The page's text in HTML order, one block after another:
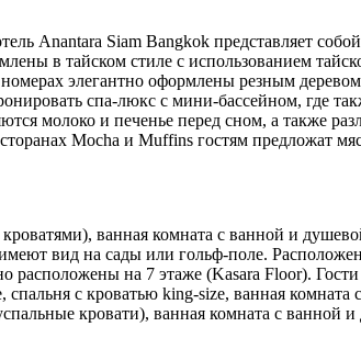
Anantara Siam Bangkok представляет
в тайском стиле с использованием
элегантно оформлены резным
спа-люкс с мини-бассейном, где
молоко и печенье перед сном, а также
Mocha и Muffins гостям предложат
ванная комната с ванной и
вид на сады или гольф-поле.
расположены на 7 этаже (Kasara Floor).
с кроватью king-size, ванная
кровати), ванная комната с